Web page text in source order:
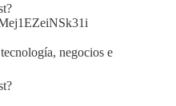
negocios e